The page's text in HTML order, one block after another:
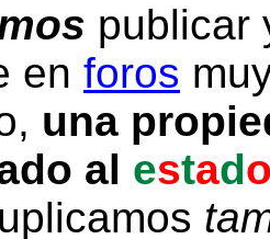
publicar
en foros
una
al estad